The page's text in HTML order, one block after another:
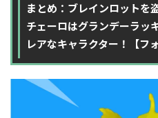
まとめ：ブレインロットを
チェーロはグランデーラッ
レアなキャラクター！【フ